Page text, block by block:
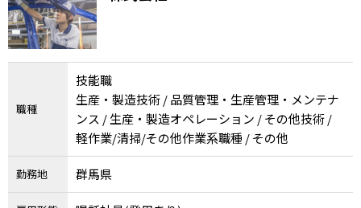
職種
技能職
生産・製造技術 / 品質管理・生産管理・メンテナ
ンス / 生産・製造オペレーション / その他技術 /
軽作業/清掃/その他作業系職種 / その他
勤務地 群馬県